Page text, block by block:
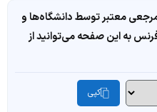
معتبر توسط دانشگاه‌ها و
به این صفحه می‌توانید از
کپی